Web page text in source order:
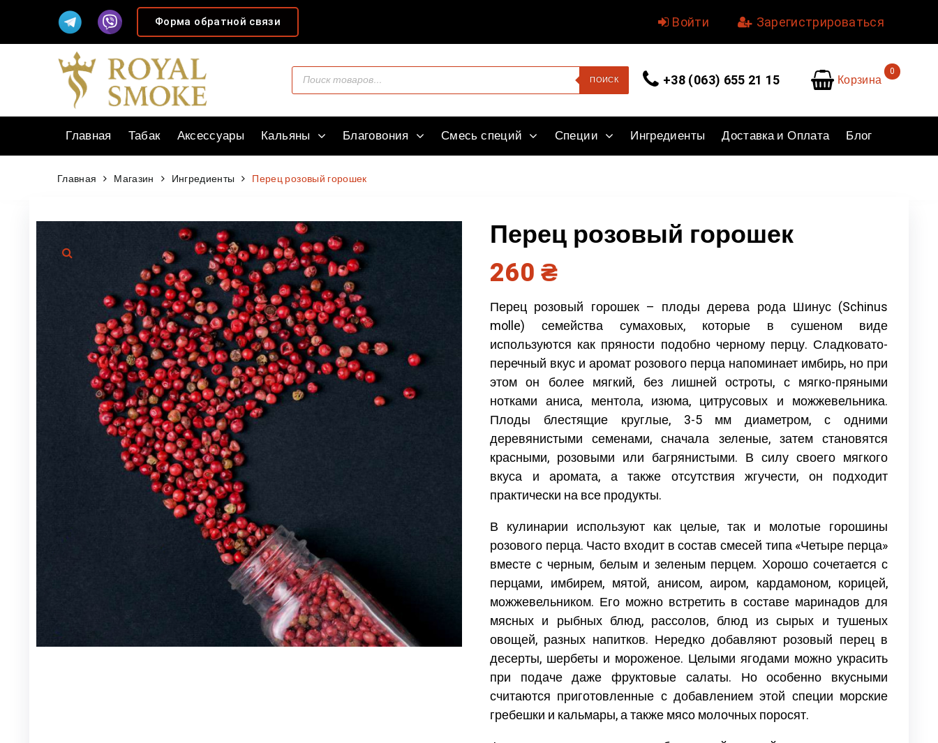
Форма обратной связи Войти Зарегистрироваться
ПОИСК +38 (063) 655 21 15 Корзина
0
Главная Табак Аксессуары Кальяны Благовония Смесь специй Специи Ингредиенты Доставка и Оплата Блог
Главная Магазин Ингредиенты Перец розовый горошек
Перец розовый горошек
260₴
Перец розовый горошек – плоды дерева рода Шинус (Schinus
molle) семейства сумаховых, которые в сушеном виде
используются как пряности подобно черному перцу. Сладковато-
перечный вкус и аромат розового перца напоминает имбирь, но при
этом он более мягкий, без лишней остроты, с мягко-пряными
нотками аниса, ментола, изюма, цитрусовых и можжевельника.
Плоды блестящие круглые, 3-5 мм диаметром, с одними
деревянистыми семенами, сначала зеленые, затем становятся
красными, розовыми или багрянистыми. В силу своего мягкого
вкуса и аромата, а также отсутствия жгучести, он подходит
практически на все продукты.
В кулинарии используют как целые, так и молотые горошины
розового перца. Часто входит в состав смесей типа «Четыре перца»
вместе с черным, белым и зеленым перцем. Хорошо сочетается с
перцами, имбирем, мятой, анисом, аиром, кардамоном, корицей,
можжевельником. Его можно встретить в составе маринадов для
мясных и рыбных блюд, рассолов, блюд из сырых и тушеных
овощей, разных напитков. Нередко добавляют розовый перец в
десерты, шербеты и мороженое. Целыми ягодами можно украсить
при подаче даже фруктовые салаты. Но особенно вкусными
считаются приготовленные с добавлением этой специи морские
гребешки и кальмары, а также мясо молочных поросят.